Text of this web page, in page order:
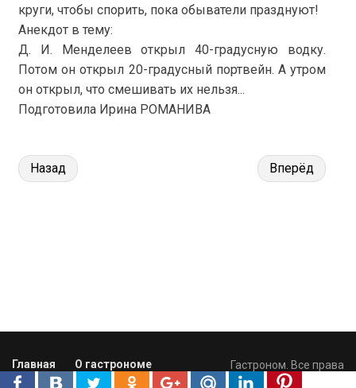
круги, чтобы спорить, пока обыватели празднуют!
Анекдот в тему:
Д. И. Менделеев открыл 40-градусную водку.
Потом он открыл 20-градусный портвейн. А утром
он открыл, что смешивать их нельзя...
Подготовила Ирина РОМАНИВА
Назад Вперёд
Главная
О гастрономе
Вакансии
Гастроном. Все права
защищены